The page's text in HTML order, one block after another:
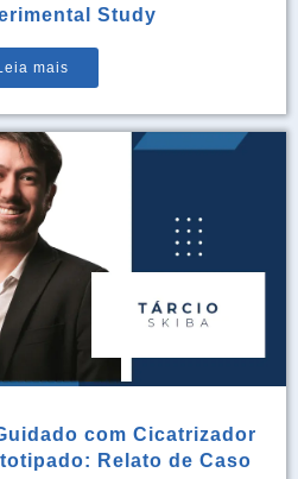
Study
mais
com Cicatrizador
Relato de Caso